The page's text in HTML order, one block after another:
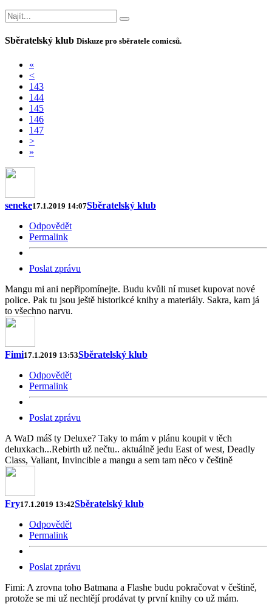
Sběratelský klub Diskuze pro sběratele comicsů.
«
<
143
144
145
146
147
>
»
seneke17.1.2019 14:07Sběratelský klub
Odpovědět
Permalink
Poslat zprávu
Mangu mi ani nepřipomínejte. Budu kvůli ní muset kupovat nové
police. Pak tu jsou ještě historikcé knihy a materiály. Sakra, kam já
to všechno narvu.
Fimi17.1.2019 13:53Sběratelský klub
Odpovědět
Permalink
Poslat zprávu
A WaD máš ty Deluxe? Taky to mám v plánu koupit v těch
deluxkach...Rebirth už nečtu.. aktuálně jedu East of west, Deadly
Class, Valiant, Invincible a mangu a sem tam něco v češtině
Fry17.1.2019 13:42Sběratelský klub
Odpovědět
Permalink
Poslat zprávu
Fimi: A zrovna toho Batmana a Flashe budu pokračovat v češtině,
protože se mi už nechtějí prodávat ty první knihy co už mám.